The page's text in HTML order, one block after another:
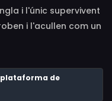
i l'únic supervivent
i l'acullen com un
per la
intentant trobar el
plataforma de